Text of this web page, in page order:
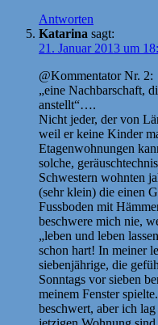
Antworten
Katarina sagt:
21. Januar 2013 um
@Kommentator Nr. 2:
„eine Nachbarschaft,
anstellt“….
Nicht jeder, der von
weil er keine Kinder
Etagenwohnungen
solche,
Schwestern wohnten
(sehr klein) die einen
Fussboden mit
beschwere mich nie,
„leben und leben
schon hart! In meiner
siebenjährige, die
Sonntags vor sieben
meinem Fenster
beschwert, aber ich